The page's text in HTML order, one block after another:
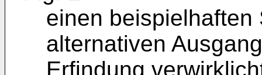
einen beispielhaften
alternativen
Erfindung